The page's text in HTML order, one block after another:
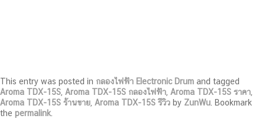
This entry was posted in กลองไฟฟ้า Electronic Drum and tagged
Aroma TDX-15S, Aroma TDX-15S กลองไฟฟ้า, Aroma TDX-15S ราคา,
Aroma TDX-15S ร้านขาย, Aroma TDX-15S รีวิว by ZunWu. Bookmark
the permalink.